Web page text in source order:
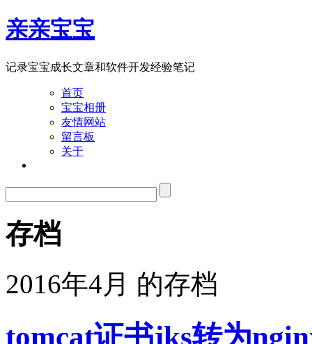
亲亲宝宝
记录宝宝成长文章和软件开发经验笔记
首页
宝宝相册
友情网站
留言板
关于
存档
2016年4月 的存档
tomcat证书jks转为